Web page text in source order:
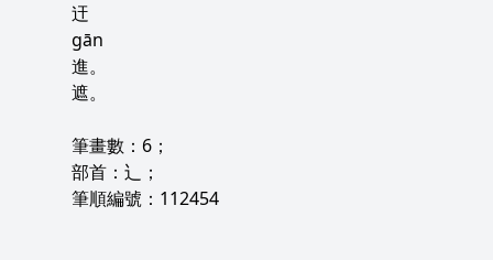
迀
gān
進。
遮。
筆畫數：6；
部首：辶；
筆順編號：112454